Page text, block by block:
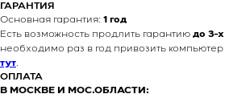
ГАРАНТИЯ
Основная гарантия: 1 год
Есть возможность продлить гарантию до 3-х
необходимо раз в год привозить
тут.
ОПЛАТА
В МОСКВЕ И МОС.ОБЛАСТИ: